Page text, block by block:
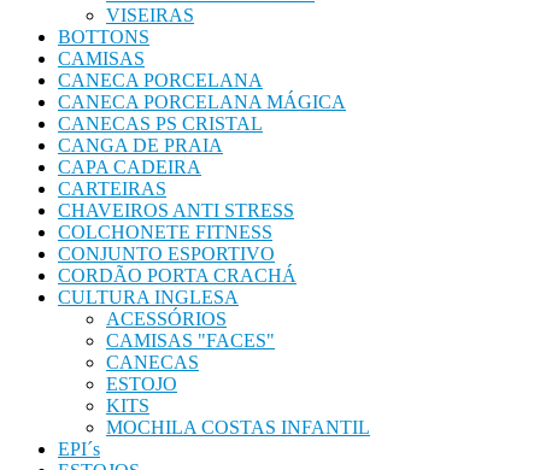
VISEIRAS
BOTTONS
CAMISAS
CANECA PORCELANA
CANECA PORCELANA MÁGICA
CANECAS PS CRISTAL
CANGA DE PRAIA
CAPA CADEIRA
CARTEIRAS
CHAVEIROS ANTI STRESS
COLCHONETE FITNESS
CONJUNTO ESPORTIVO
CORDÃO PORTA CRACHÁ
CULTURA INGLESA
ACESSÓRIOS
CAMISAS "FACES"
CANECAS
ESTOJO
KITS
MOCHILA COSTAS INFANTIL
EPI´s